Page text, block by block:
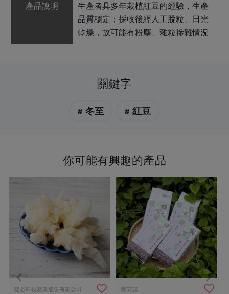
產品說明
生產者具多年栽植紅豆的經驗，生產
品質穩定；採收後經人工脫粒、日光
乾燥，故可能有粉塵、雜粒摻雜情況
關鍵字
# 冬至 # 紅豆
你可能有興趣的產品
隆谷科技農業股份有限公司 陳安茂